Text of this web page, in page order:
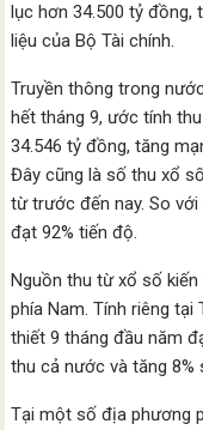
lục hơn 34.500 tỷ
liệu của Bộ Tài chính.
Truyền thông trong
hết tháng 9, ước tính
34.546 tỷ đồng, tăng
Đây cũng là số thu xổ
từ trước đến nay. So
đạt 92% tiến độ.
Nguồn thu từ xổ số
phía Nam. Tính riêng tại
thiết 9 tháng đầu năm
thu cả nước và tăng 8%
Tại một số địa phương